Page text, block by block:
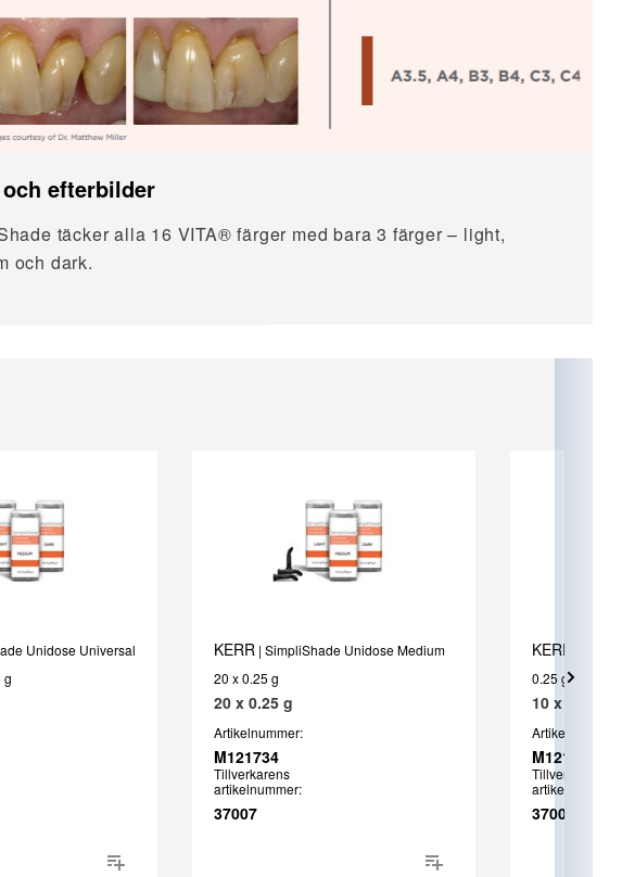
efterbilder
täcker alla 16 VITA® färger med bara 3 färger – light,
och dark.
Unidose Universal
g
KERR | SimpliShade Unidose Medium
20 x 0.25 g
20 x 0.25 g
Artikelnummer:
M121734
Tillverkarens
artikelnummer:
37007
KERR
0.25 g
10 x 0.25 g
Artikelnummer:
M121730
Tillverkarens
artikelnummer:
37008